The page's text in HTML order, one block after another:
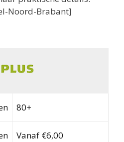
Noord-Brabant]
80+
Vanaf €6,00